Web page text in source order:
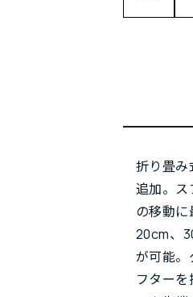
折り畳
追加。
の移動
20cm、
が可能
フター